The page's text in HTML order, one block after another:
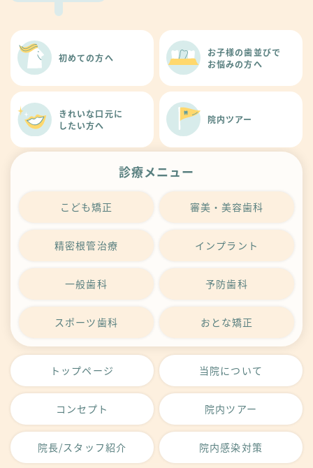
初めての方へ
お子様の歯並びで
お悩みの方へ
きれいな口元に
したい方へ
院内ツアー
診療メニュー
こども矯正 審美・美容歯科
精密根管治療 インプラント
一般歯科 予防歯科
スポーツ歯科 おとな矯正
トップページ 当院について
コンセプト 院内ツアー
院長/スタッフ紹介 院内感染対策